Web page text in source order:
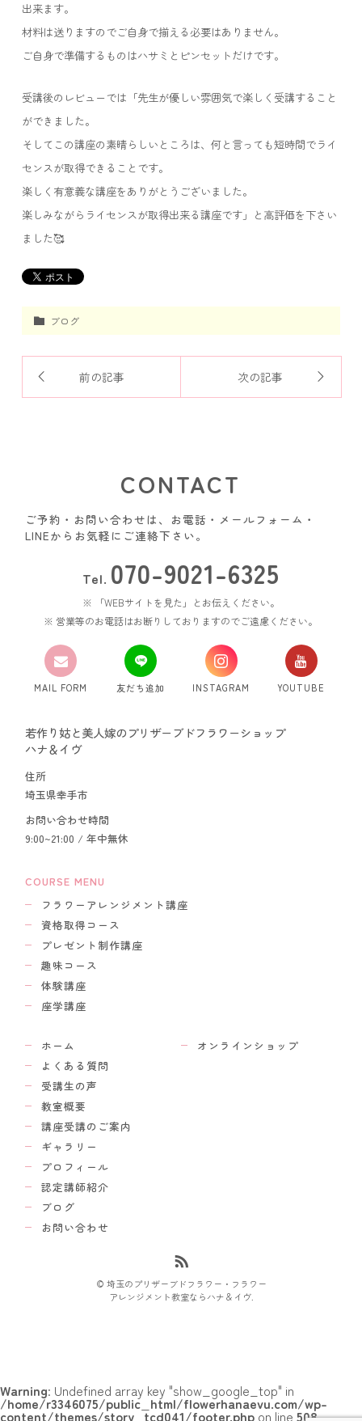
出来ます。
材料は送りますのでご自身で揃える必要はありません。
ご自身で準備するものはハサミとピンセットだけです。
受講後のレビューでは「先生が優しい雰囲気で楽しく受講すること
ができました。
そしてこの講座の素晴らしいところは、何と言っても短時間でライ
センスが取得できることです。
楽しく有意義な講座をありがとうございました。
楽しみながらライセンスが取得出来る講座です」と高評価を下さい
ました🥰
ブログ
前の記事 次の記事
CONTACT
ご予約・お問い合わせは、お電話・メールフォーム・
LINEからお気軽にご連絡下さい。
Tel. 070-9021-6325
「WEBサイトを見た」とお伝えください。
営業等のお電話はお断りしておりますのでご遠慮ください。
MAIL FORM 友だち追加 INSTAGRAM YOUTUBE
若作り姑と美人嫁のプリザーブドフラワーショップ
ハナ＆イヴ
住所
埼玉県幸手市
お問い合わせ時間
9:00~21:00 / 年中無休
COURSE MENU
フラワーアレンジメント講座
資格取得コース
プレゼント制作講座
趣味コース
体験講座
座学講座
ホーム
よくある質問
受講生の声
教室概要
講座受講のご案内
ギャラリー
プロフィール
認定講師紹介
ブログ
お問い合わせ
オンラインショップ
© 埼玉のプリザーブドフラワー・フラワー
アレンジメント教室ならハナ＆イヴ.
Warning: Undefined array key "show_google_top" in
/home/r3346075/public_html/flowerhanaevu.com/wp-
content/themes/story_tcd041/footer.php on line 508